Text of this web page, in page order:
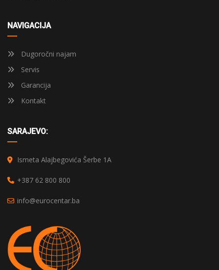
NAVIGACIJA
Dugoročni najam
Servis
Garancija
Kontakt
SARAJEVO:
Ismeta Alajbegovića Šerbe 1A
+387 62 800 800
info@eurocentar.ba